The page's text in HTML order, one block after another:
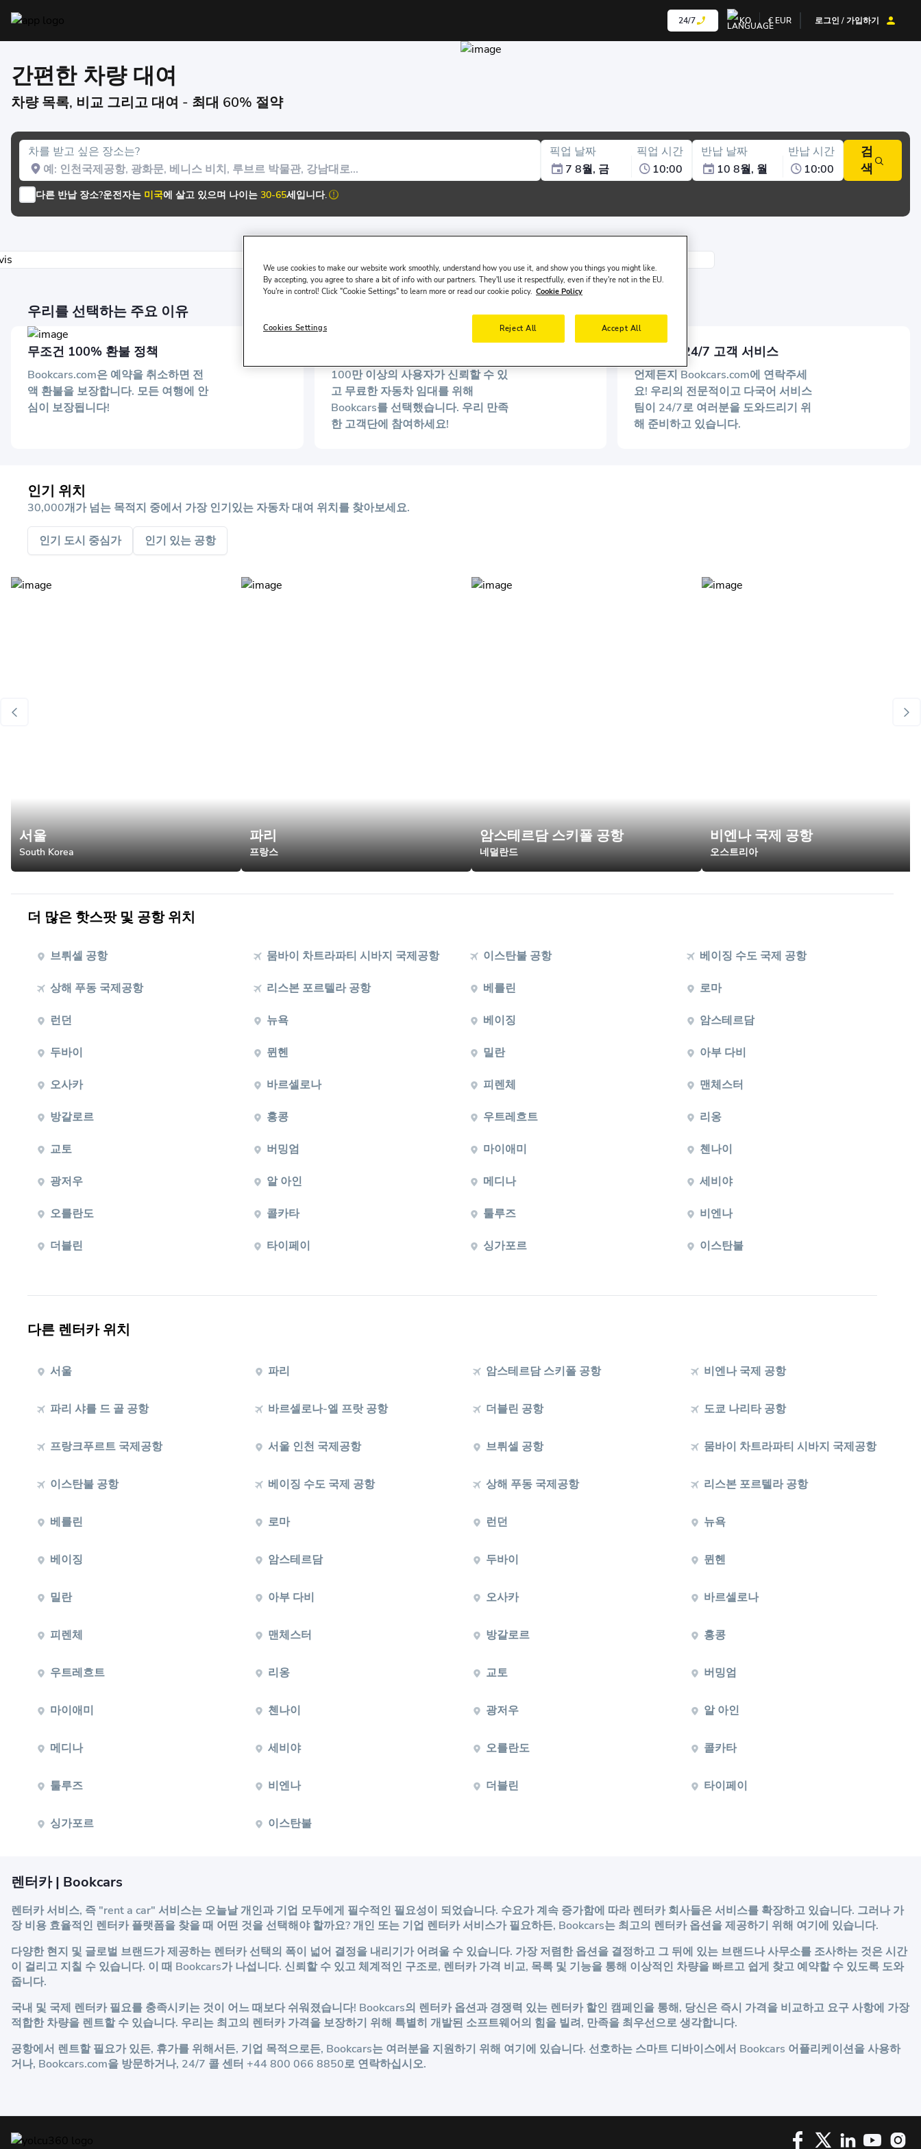
24/7 KO € EUR 로그인 / 가입하기
간편한 차량 대여
차량 목록, 비교 그리고 대여 - 최대 60% 절약
차를 받고 싶은 장소는?
픽업 날짜
7 8월, 금
픽업 시간
10:00
반납 날짜
10 8월, 월
반납 시간
10:00
검
색
다른 반납 장소?운전자는 미국에 살고 있으며 나이는 30-65세입니다.
우리를 선택하는 주요 이유
무조건 100% 환불 정책
Bookcars.com은 예약을 취소하면 전
액 환불을 보장합니다. 모든 여행에 안
심이 보장됩니다!
100만 이상의 사용자가 신뢰할 수 있
고 무료한 자동차 임대를 위해
Bookcars를 선택했습니다. 우리 만족
한 고객단에 참여하세요!
수상한 - 24/7 고객 서비스
언제든지 Bookcars.com에 연락주세
요! 우리의 전문적이고 다국어 서비스
팀이 24/7로 여러분을 도와드리기 위
해 준비하고 있습니다.
인기 위치
30,000개가 넘는 목적지 중에서 가장 인기있는 자동차 대여 위치를 찾아보세요.
인기 도시 중심가 인기 있는 공항
서울
South Korea
파리
프랑스
암스테르담 스키폴 공항
네덜란드
비엔나 국제 공항
오스트리아
더 많은 핫스팟 및 공항 위치
브뤼셀 공항 뭄바이 차트라파티 시바지 국제공항 이스탄불 공항 베이징 수도 국제 공항
상해 푸동 국제공항 리스본 포르텔라 공항 베를린 로마
런던 뉴욕 베이징 암스테르담
두바이 뮌헨 밀란 아부 다비
오사카 바르셀로나 피렌체 맨체스터
방갈로르 홍콩 우트레흐트 리옹
교토 버밍엄 마이애미 첸나이
광저우 알 아인 메디나 세비야
오를란도 콜카타 툴루즈 비엔나
더블린 타이페이 싱가포르 이스탄불
다른 렌터카 위치
서울 파리 암스테르담 스키폴 공항 비엔나 국제 공항
파리 샤를 드 골 공항 바르셀로나-엘 프랏 공항 더블린 공항 도쿄 나리타 공항
프랑크푸르트 국제공항 서울 인천 국제공항 브뤼셀 공항 뭄바이 차트라파티 시바지 국제공항
이스탄불 공항 베이징 수도 국제 공항 상해 푸동 국제공항 리스본 포르텔라 공항
베를린 로마 런던 뉴욕
베이징 암스테르담 두바이 뮌헨
밀란 아부 다비 오사카 바르셀로나
피렌체 맨체스터 방갈로르 홍콩
우트레흐트 리옹 교토 버밍엄
마이애미 첸나이 광저우 알 아인
메디나 세비야 오를란도 콜카타
툴루즈 비엔나 더블린 타이페이
싱가포르 이스탄불
렌터카 | Bookcars
렌터카 서비스, 즉 "rent a car" 서비스는 오늘날 개인과 기업 모두에게 필수적인 필요성이 되었습니다. 수요가 계속 증가함에 따라 렌터카 회사들은 서비스를 확장하고 있습니다. 그러나 가
장 비용 효율적인 렌터카 플랫폼을 찾을 때 어떤 것을 선택해야 할까요? 개인 또는 기업 렌터카 서비스가 필요하든, Bookcars는 최고의 렌터카 옵션을 제공하기 위해 여기에 있습니다.
다양한 현지 및 글로벌 브랜드가 제공하는 렌터카 선택의 폭이 넓어 결정을 내리기가 어려울 수 있습니다. 가장 저렴한 옵션을 결정하고 그 뒤에 있는 브랜드나 사무소를 조사하는 것은 시간
이 걸리고 지칠 수 있습니다. 이 때 Bookcars가 나섭니다. 신뢰할 수 있고 체계적인 구조로, 렌터카 가격 비교, 목록 및 기능을 통해 이상적인 차량을 빠르고 쉽게 찾고 예약할 수 있도록 도와
줍니다.
국내 및 국제 렌터카 필요를 충족시키는 것이 어느 때보다 쉬워졌습니다! Bookcars의 렌터카 옵션과 경쟁력 있는 렌터카 할인 캠페인을 통해, 당신은 즉시 가격을 비교하고 요구 사항에 가장
적합한 차량을 렌트할 수 있습니다. 우리는 최고의 렌터카 가격을 보장하기 위해 특별히 개발된 소프트웨어의 힘을 빌려, 만족을 최우선으로 생각합니다.
공항에서 렌트할 필요가 있든, 휴가를 위해서든, 기업 목적으로든, Bookcars는 여러분을 지원하기 위해 여기에 있습니다. 선호하는 스마트 디바이스에서 Bookcars 어플리케이션을 사용하
거나, Bookcars.com을 방문하거나, 24/7 콜 센터 +44 800 066 8850로 연락하십시오.
We use cookies to make our website work smoothly, understand how you use it, and show you things you might like.
By accepting, you agree to share a bit of info with our partners. They'll use it respectfully, even if they're not in the EU.
You're in control! Click "Cookie Settings" to learn more or read our cookie policy. Cookie Policy
Reject All Accept All
Cookies Settings